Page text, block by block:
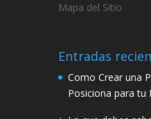
Mapa del Sitio
Entradas
Como Crear una
Posiciona para tu